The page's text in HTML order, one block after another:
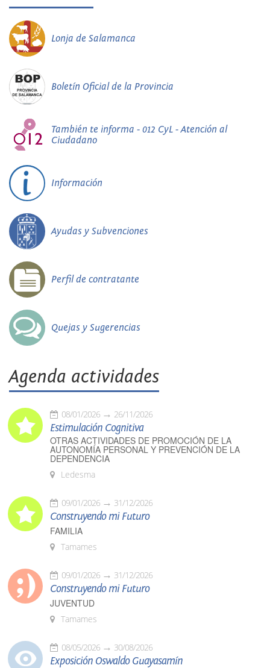
Lonja de Salamanca
Boletín Oficial de la Provincia
También te informa - 012 CyL - Atención al
Ciudadano
Información
Ayudas y Subvenciones
Perfil de contratante
Quejas y Sugerencias
Agenda actividades
08/01/2026 26/11/2026
Estimulación Cognitiva
OTRAS ACTIVIDADES DE PROMOCIÓN DE LA
AUTONOMÍA PERSONAL Y PREVENCIÓN DE LA
DEPENDENCIA
Ledesma
09/01/2026 31/12/2026
Construyendo mi Futuro
FAMILIA
Tamames
09/01/2026 31/12/2026
Construyendo mi Futuro
JUVENTUD
Tamames
08/05/2026 30/08/2026
Exposición Oswaldo Guayasamín